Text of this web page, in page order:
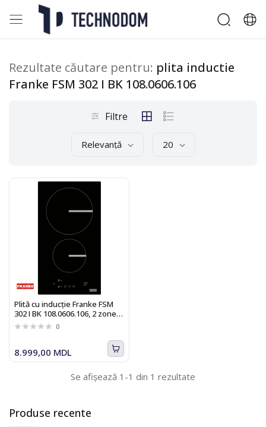
Produse recente
Rezultate căutare pentru: plita inductie
Franke FSM 302 I BK 108.0606.106
Filtre
Relevanță 20
Plită cu inducţie Franke FSM
302 I BK 108.0606.106, 2 zone,
Touch, 30 x 50 cm, Booster,
timer, Sticla neagra
0
8.999,00 MDL
Se afișează 1-1 din 1 rezultate